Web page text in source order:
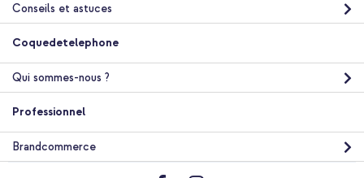
Conseils et astuces
Coquedetelephone
Qui sommes-nous ?
Professionnel
Brandcommerce